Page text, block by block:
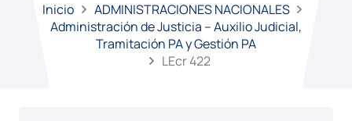
Inicio
ADMINISTRACIONES NACIONALES
Administración de Justicia – Auxilio Judicial,
Tramitación PA y Gestión PA
LEcr 422